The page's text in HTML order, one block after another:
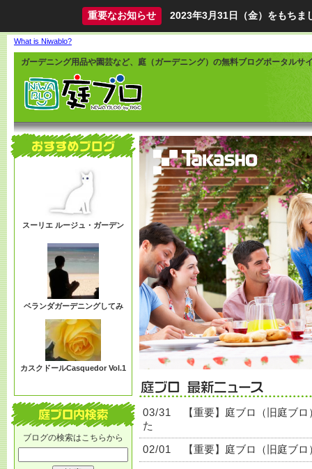
重要なお知らせ 2023年3月31日（金）をもちま
What is Niwablo?
ガーデニング用品や園芸など、庭（ガーデニング）の無料ブログポータルサ
ブログの検索はこちらから
スーリエ ルージュ・ガーデン
ベランダガーデニングしてみ
カスクドールCasquedor Vol.1
03/31
【重要】庭ブロ（旧庭ブ
た
02/01 【重要】庭ブロ（旧庭ブ